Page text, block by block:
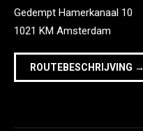
Gedempt Hamerkanaal 10
1021 KM Amsterdam
ROUTEBESCHRIJVING →